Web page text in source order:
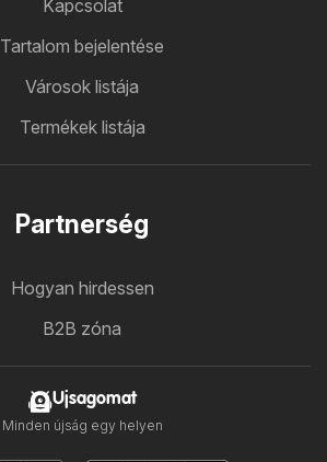
Kapcsolat
Tartalom bejelentése
Városok listája
Termékek listája
Partnerség
Hogyan hirdessen
B2B zóna
Ujsagomat
Minden újság egy helyen